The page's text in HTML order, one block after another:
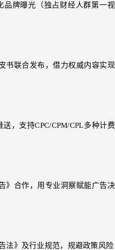
品牌曝光（独占财经人群第一视
书联合发布，借力权威内容实现
，支持CPC/CPM/CPL多种计费
》合作，用专业洞察赋能广告决
法》及行业规范，规避政策风险